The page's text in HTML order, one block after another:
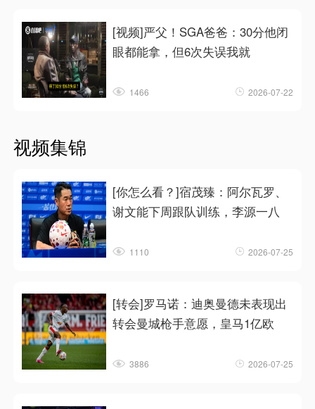
[视频]严父！SGA爸爸：30分他闭
眼都能拿，但6次失误我就
1466 2026-07-22
视频集锦
[你怎么看？]宿茂臻：阿尔瓦罗、
谢文能下周跟队训练，李源一八
1110 2026-07-25
[转会]罗马诺：迪奥曼德未表现出
转会曼城枪手意愿，皇马1亿欧
3886 2026-07-25